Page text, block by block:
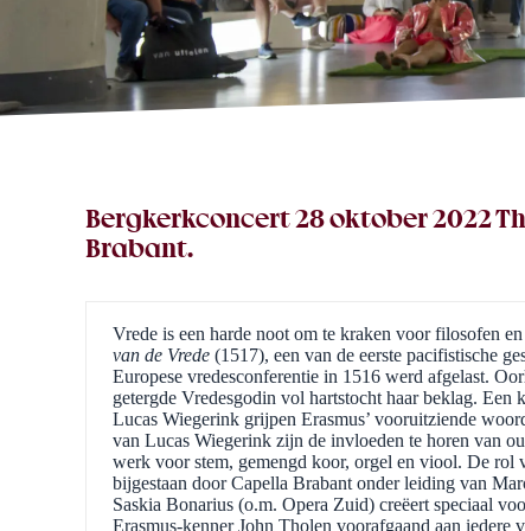
Bergkerkconcert 28 oktober 2022
Brabant.
Vrede is een harde noot om te kraken voor filosofen
van de Vrede (1517), een van de eerste pacifistische
Europese vredesconferentie in 1516 werd afgelast.
getergde Vredesgodin vol hartstocht haar beklag.
Lucas Wiegerink grijpen Erasmus’ vooruitziende
van Lucas Wiegerink zijn de invloeden te horen van
werk voor stem, gemengd koor, orgel en viool. De
bijgestaan door Capella Brabant onder leiding van
Saskia Bonarius (o.m. Opera Zuid) creëert speciaal
Erasmus-kenner John Tholen voorafgaand aan